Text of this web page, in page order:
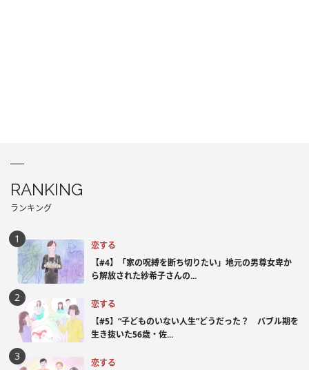
RANKING
ランキング
恋する
【#4】「家の呪縛を断ち切りたい」地元の男尊女卑か
ら解放された紗希子さんの...
恋する
【#5】“子どものいない人生”どうだった？ バブル期を
生き抜いた56歳・佐...
恋する